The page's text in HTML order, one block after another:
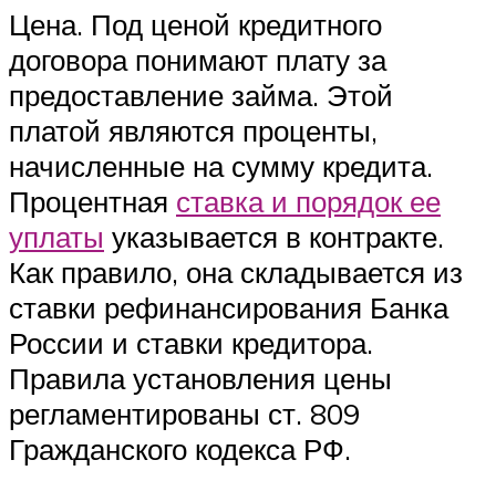
Цена. Под ценой кредитного
договора понимают плату за
предоставление займа. Этой
платой являются проценты,
начисленные на сумму кредита.
Процентная ставка и порядок ее
уплаты указывается в контракте.
Как правило, она складывается из
ставки рефинансирования Банка
России и ставки кредитора.
Правила установления цены
регламентированы ст. 809
Гражданского кодекса РФ.